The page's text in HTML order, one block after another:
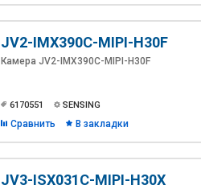
JV2-IMX390C-MIPI-H30F
Камера JV2-IMX390C-MIPI-H30F
6170551 SENSING
Сравнить В закладки
JV3-ISX031C-MIPI-H30X